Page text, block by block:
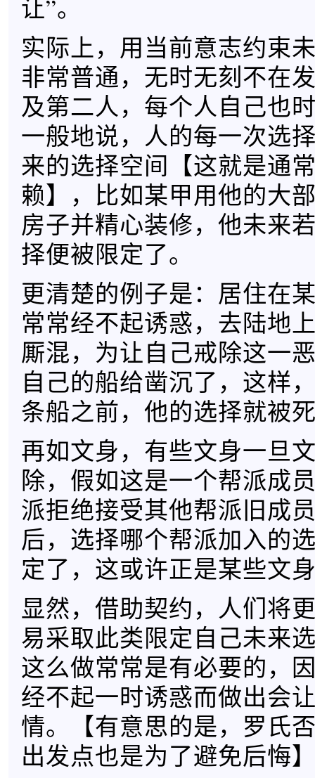
让”。
实际上，用当前意志约束
非常普通，无时无刻不在
及第二人，每个人自己也
一般地说，人的每一次选
来的选择空间【这就是通
赖】，比如某甲用他的大
房子并精心装修，他未来
择便被限定了。
更清楚的例子是：居住在
常常经不起诱惑，去陆地
厮混，为让自己戒除这一
自己的船给凿沉了，这样
条船之前，他的选择就被
再如文身，有些文身一旦
除，假如这是一个帮派成
派拒绝接受其他帮派旧成
后，选择哪个帮派加入的
定了，这或许正是某些文
显然，借助契约，人们将
易采取此类限定自己未来
这么做常常是有必要的，
经不起一时诱惑而做出会
情。【有意思的是，罗氏
出发点也是为了避免后悔